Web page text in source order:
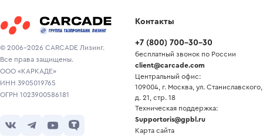
© 2006-2026 CARCADE Лизинг.
Все права защищены.
ООО «КАРКАДЕ»
ИНН 3905019765
ОГРН 1023900586181
Контакты
+7 (800) 700-30-30
бесплатный звонок по России
client@carcade.com
Центральный офис:
109004, г. Москва, ул. Станиславского,
д. 21, стр. 18
Техническая поддержка:
Supportoris@gpbl.ru
Карта сайта